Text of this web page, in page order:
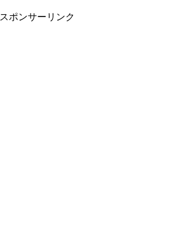
イチのおっぱい特集は役立ちますね♪
スポンサーリンク